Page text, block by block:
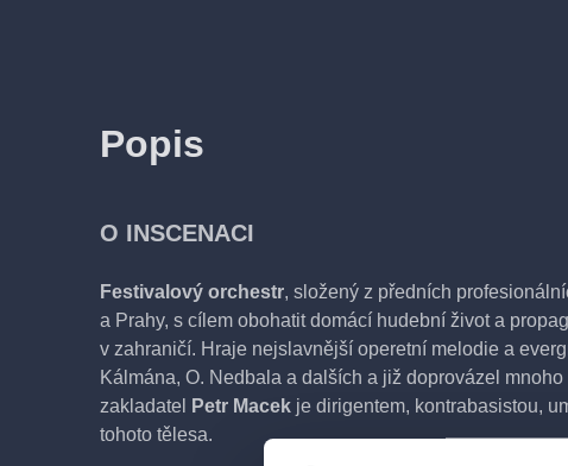
Popis
O INSCENACI
Festivalový orchestr, složený z předních
a Prahy, s cílem obohatit domácí hudební život a
v zahraničí. Hraje nejslavnější operetní melodie a
Kálmána, O. Nedbala a dalších a již doprovázel
zakladatel
Petr Macek je dirigentem, kontrabasistou,
tohoto tělesa.